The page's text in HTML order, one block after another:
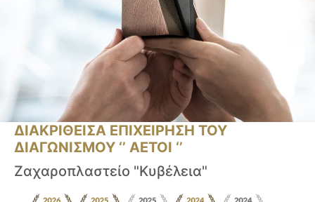
ΔΙΑΚΡΙΘΕΙΣΑ ΕΠΙΧΕΙΡΗΣΗ ΤΟΥ
ΔΙΑΓΩΝΙΣΜΟΥ ‘’ ΑΕΤΟΙ ‘’
Ζαχαροπλαστείο "Κυβέλεια"